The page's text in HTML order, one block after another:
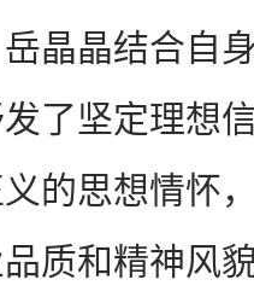
晶晶结合自
了坚定理想
的思想情怀
质和精神风